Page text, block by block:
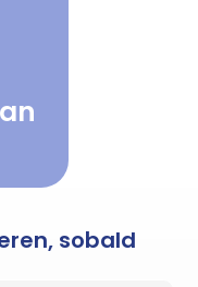
sobald